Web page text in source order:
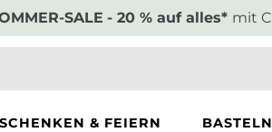
SALE - 20 % auf alles* mit
SCHENKEN & FEIERN